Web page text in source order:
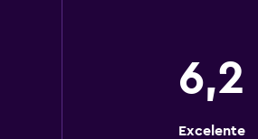
6,2
Excelente